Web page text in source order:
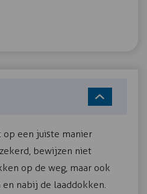
op een juiste manier
bewijzen niet
op de weg, maar ook
nabij de laaddokken.